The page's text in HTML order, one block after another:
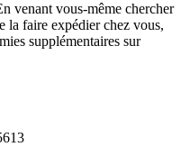
venant vous-même chercher
la faire expédier chez vous,
supplémentaires sur